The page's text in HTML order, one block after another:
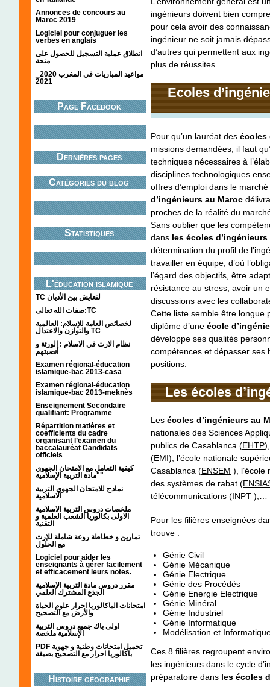
Annonces de concours au
Maroc 2019
Logiciel pour conjuguer les
verbes en anglais
انطلاق عملية التسجيل للحصول على
منحة
2021
Page Facebook
Dernières pages
Catégories du blog
Statistiques
L'éducation islamique
TC لتعايش بين الأديان
صفات الله تعالى:TC
لخصائص العامة للإسلام: العالمية
والتوازن والاعتدال TC
نظام الارث في الاسلام : الورثة و
أنصبتهم
Examen régional-éducation
islamique-bac 2013-casa
Examen régional-éducation
islamique-bac 2013-meknès
Enseignement Secondaire
qualifiant: Programme
Répartition matières et
coefficients du cadre
organisant l’examen du
baccalauréat Candidats
officiels
كيفية التعامل مع الامتحان الجهوي
"مادة التربية الإسلامية"
نمادج للامتحان الجهوي التربية
الاسلامية
ملخصات دروس التربية الاسلامية
الاولى بكالوريا الشعب العلمية و
التقنية
تمارين و خطاطة روعة شاملة للإرث
مع الحلول
Logiciel pour aider les
enseignants à gérer facilement
et efficacement leurs notes.
مقرر دروس مادة التربية الإسلامية
الجذع المشترك العلمي
امتحانات الباكالوريا احرار علوم الحياة
والأرض مع التصحيح
اولى باك جميع دروس التربية
الإسلامية ملخصة
PDF تحميل امتحانات وطنية و جهوية
باكالوريا احرار مع التصحيح بصيغة
Histoire géographie
ingénieurs doivent bien
pour cela avoir des
ingénieur ne soit jamais
d’autres qui permettent aux
plus de réussites.
Ecoles
Pour qu’un lauréat des écoles
missions demandées, il faut
techniques nécessaires à
disciplines technologiques
offres d’emploi dans le
d’ingénieurs au Maroc
proches de la réalité du
Sans oublier que les
dans les écoles d’ingénieurs
détermination du profil de
travailler en équipe, d’où
l’égard des objectifs, être
résistance au stress, avoir un
discussions avec les
Cette liste semble être longue
diplôme d’une école
développe ses qualités
compétences et dépasser ses
positions.
Les écoles
Les écoles d’ingénieurs au
nationales des Sciences
publics de Casablanca (EHTP
(EMI), l’école nationale
Casablanca (ENSEM ), l’école
des systèmes de rabat (
télécommunications (INPT ),…
Pour les filières enseignées
trouve :
Génie Civil
Génie Mécanique
Génie Electrique
Génie des Procédés
Génie Energie Electrique
Génie Minéral
Génie Industriel
Génie Informatique
Modélisation et
Ces 8 filières regroupent
les ingénieurs dans le cycle
préparatoire dans les écoles